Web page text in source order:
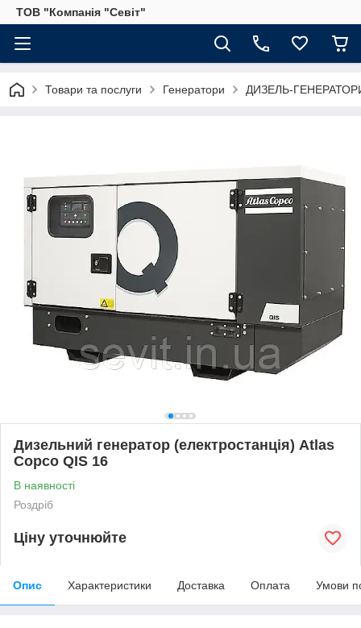
ТОВ "Компанія "Севіт"
Товари та послуги Генератори ДИЗЕЛЬ-
Дизельний генератор (електростанція) Atlas
Copco QIS 16
В наявності
Роздріб
Ціну уточнюйте
Опис Характеристики Доставка Оплата Умови